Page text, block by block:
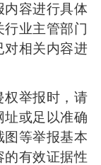
内容进行具体
业主管部门
对相关内容进
权举报时，请
址或足以准确
图等举报基本
的有效证据性